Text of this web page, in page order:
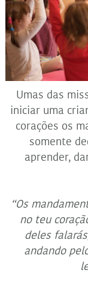
Umas das
iniciar uma
corações os
somente
aprender,
“Os
no teu
deles
andando